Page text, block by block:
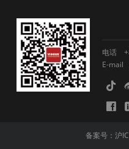
电话
E-mail
备案号： 沪